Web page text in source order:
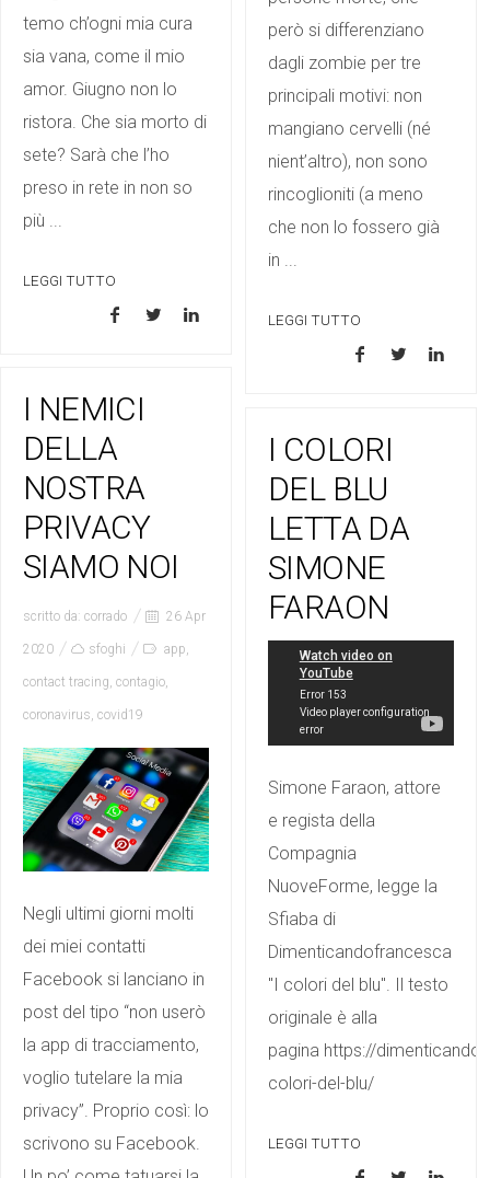
temo ch’ogni mia cura
sia vana, come il mio
amor. Giugno non lo
ristora. Che sia morto di
sete? Sarà che l’ho
preso in rete in non so
più ...
LEGGI TUTTO
però si differenziano
dagli zombie per tre
principali motivi: non
mangiano cervelli (né
nient’altro), non sono
rincoglioniti (a meno
che non lo fossero già
in ...
LEGGI TUTTO
I NEMICI
DELLA
NOSTRA
PRIVACY
SIAMO NOI
scritto da: corrado 26 Apr
2020 sfoghi app,
contact tracing, contagio,
coronavirus, covid19
Negli ultimi giorni molti
dei miei contatti
Facebook si lanciano in
post del tipo “non userò
la app di tracciamento,
voglio tutelare la mia
privacy”. Proprio così: lo
scrivono su Facebook.
I COLORI
DEL BLU
LETTA DA
SIMONE
FARAON
Simone Faraon, attore
e regista della
Compagnia
NuoveForme, legge la
Sfiaba di
Dimenticandofrancesca
"I colori del blu". Il testo
originale è alla
pagina https://
colori-del-blu/
LEGGI TUTTO